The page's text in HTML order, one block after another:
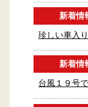
新着情
珍しい車入
新着情
台風１９号